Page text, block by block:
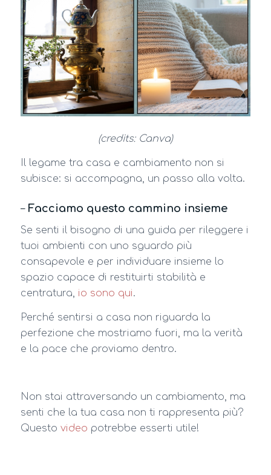
(credits: Canva)
Il legame tra casa e cambiamento non si
subisce: si accompagna, un passo alla volta.
– Facciamo questo cammino insieme
Se senti il bisogno di una guida per rileggere i
tuoi ambienti con uno sguardo più
consapevole e per individuare insieme lo
spazio capace di restituirti stabilità e
centratura, io sono qui.
Perché sentirsi a casa non riguarda la
perfezione che mostriamo fuori, ma la verità
e la pace che proviamo dentro.
Non stai attraversando un cambiamento, ma
senti che la tua casa non ti rappresenta più?
Questo video potrebbe esserti utile!